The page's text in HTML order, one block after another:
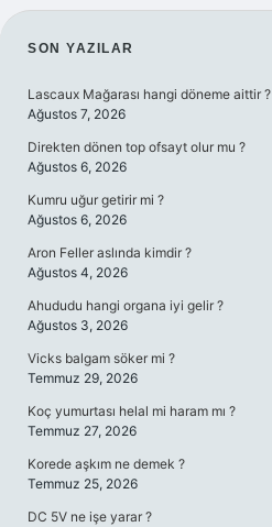
SIDEBAR
SON YAZILAR
Lascaux Mağarası hangi döneme aittir ?
Ağustos 7, 2026
Direkten dönen top ofsayt olur mu ?
Ağustos 6, 2026
Kumru uğur getirir mi ?
Ağustos 6, 2026
Aron Feller aslında kimdir ?
Ağustos 4, 2026
Ahududu hangi organa iyi gelir ?
Ağustos 3, 2026
Vicks balgam söker mi ?
Temmuz 29, 2026
Koç yumurtası helal mi haram mı ?
Temmuz 27, 2026
Korede aşkım ne demek ?
Temmuz 25, 2026
DC 5V ne işe yarar ?